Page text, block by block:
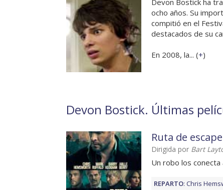
Devon Bostick ha
ocho años. Su
compitió en el
destacados de su
En 2008, la... (+)
Devon Bostick. Últimas
Ruta de escape
Dirigida por Bart
Un robo los
REPARTO: Chris